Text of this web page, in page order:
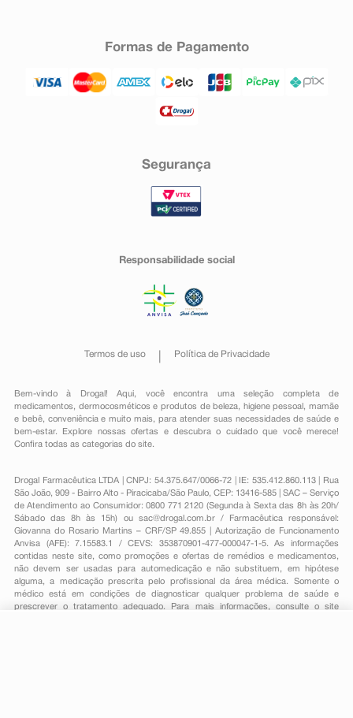
Formas de Pagamento
Segurança
Responsabilidade social
Termos de uso Política de Privacidade
Bem-vindo à Drogal! Aqui, você encontra uma seleção completa de
medicamentos , dermocosméticos e produtos de beleza, higiene pessoal ,mamãe
e bebê, conveniênciae muito mais, para atender suas necessidades de saúde e
bem-estar. Explore nossas ofertas e descubra o cuidado que você merece!
Confira todas as categorias do site.
Drogal Farmacêutica LTDA | CNPJ: 54.375.647/0066-72 | IE: 535.412.860.113 | Rua
São João, 909 - Bairro Alto - Piracicaba/São Paulo, CEP: 13416-585 | SAC – Serviço
de Atendimento ao Consumidor: 0800 771 2120 (Segunda à Sexta das 8h às 20h/
Sábado das 8h às 15h) ou sac@drogal.com.br/ Farmacêutica responsável:
Giovanna do Rosario Martins – CRF/SP 49.855 | Autorização de Funcionamento
Anvisa (AFE): 7.15583.1 / CEVS: 353870901-477-000047-1-5. As informações
contidas neste site, como promoções e ofertas de remédios e medicamentos,
não devem ser usadas para automedicação e não substituem, em hipótese
alguma, a medicação prescrita pelo profissional da área médica. Somente o
médico está em condições de diagnosticar qualquer problema de saúde e
prescrever o tratamento adequado. Para mais informações, consulte o site